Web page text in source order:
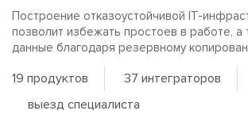
Построение отказоустойчивой IT-
позволит избежать простоев в работе, а
данные благодаря резервному
19 продуктов
37 интеграторов
выезд специалиста